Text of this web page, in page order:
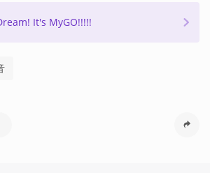
It's MyGO!!!!!